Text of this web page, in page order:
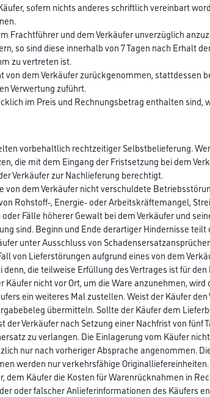
sofern nichts anderes schriftlich vereinbart
Frachtführer und dem Verkäufer unverzüglich
so sind diese innerhalb von 7 Tagen nach Erhalt
zu vertreten ist.
von dem Verkäufer zurückgenommen, stattdessen
Verwertung zuführt.
im Preis und Rechnungsbetrag enthalten
vorbehaltlich rechtzeitiger Selbstbelieferung.
die mit dem Eingang der Fristsetzung bei dem
Verkäufer zur Nachlieferung berechtigt.
von dem Verkäufer nicht verschuldete
Rohstoff-, Energie- oder Arbeitskräftemangel,
Fälle höherer Gewalt bei dem Verkäufer und
sind. Beginn und Ende derartiger Hindernisse
unter Ausschluss von
von Lieferstörungen aufgrund eines von dem
denn, die teilweise Erfüllung des Vertrages ist für
Käufer nicht vor Ort, um die Ware anzunehmen,
ein weiteres Mal zustellen. Weist der Käufer
übermitteln. Sollte der Käufer dem
der Verkäufer nach Setzung einer Nachfrist von
zu verlangen. Die Einlagerung vom Käufer
nur nach vorheriger Absprache angenommen.
werden nur verkehrsfähige
dem Käufer die Kosten für Warenrücknahmen in
oder falscher Anlieferinformationen des Käufers